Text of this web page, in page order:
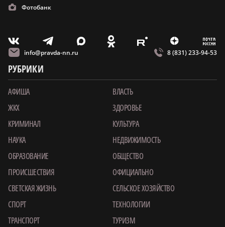
Фотобанк
V T X O E Z m
info@pravda-nn.ru 8 (831) 233-94-53
РУБРИКИ
АФИША
ВЛАСТЬ
ЖКХ
ЗДОРОВЬЕ
КРИМИНАЛ
КУЛЬТУРА
НАУКА
НЕДВИЖИМОСТЬ
ОБРАЗОВАНИЕ
ОБЩЕСТВО
ПРОИСШЕСТВИЯ
ОФИЦИАЛЬНО
СВЕТСКАЯ ЖИЗНЬ
СЕЛЬСКОЕ ХОЗЯЙСТВО
СПОРТ
ТЕХНОЛОГИИ
ТРАНСПОРТ
ТУРИЗМ